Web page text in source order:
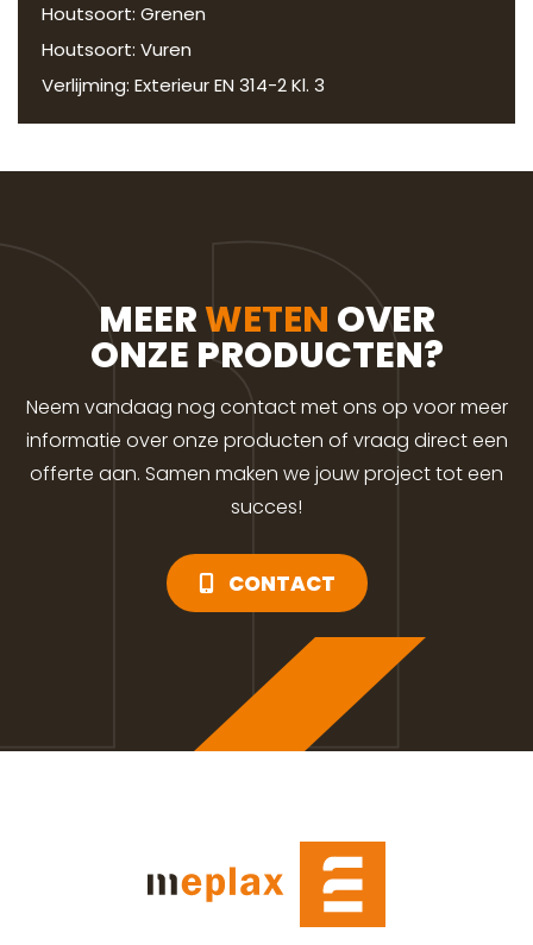
Verlijming: Exterieur EN 314-2 Kl. 3
Houtsoort: Grenen
Houtsoort: Vuren
MEERWETEN OVER
ONZE PRODUCTEN?
Neem vandaag nog contact met ons op voor meer
informatie over onze producten of vraag direct een
offerte aan. Samen maken we jouw project tot een
succes!
CONTACT